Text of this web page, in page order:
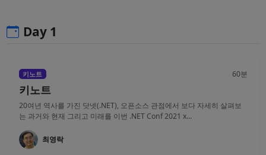
Day 1
키노트 60분
키노트
20여년 역사를 가진 닷넷(.NET), 오픈소스 관점에서 보다 자세히 살펴보
는 과거와 현재 그리고 미래를 이번 .NET Conf 2021 x...
최영락